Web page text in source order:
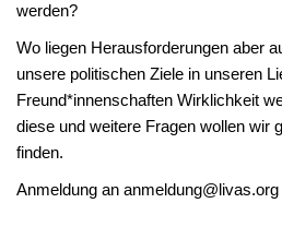
werden?
Wo liegen Herausforderungen aber
unsere politischen Ziele in unseren
Freund*innenschaften Wirklichkeit
diese und weitere Fragen wollen wir
finden.
Anmeldung an anmeldung@livas.org